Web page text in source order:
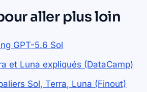
aller plus loin
GPT-5.6 Sol
et Luna expliqués (DataCamp)
Sol, Terra, Luna (Finout)